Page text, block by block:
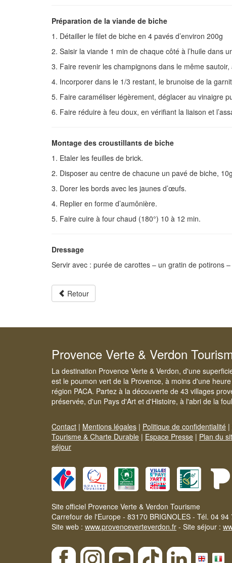
Préparation de la viande de biche
1. Détailler le filet de biche en 4 pavés d’environ 200g
2. Saisir la viande 1 min de chaque côté à l’huile dans
3. Faire revenir les champignons dans le même
4. Incorporer dans le 1/3 restant, le brunoise de la
5. Faire caraméliser légèrement, déglacer au vinaigre
6. Faire réduire à feu doux, en vérifiant la liaison et
Montage des croustillants de biche
1. Etaler les feuilles de brick.
2. Disposer au centre de chacune un pavé de biche,
3. Dorer les bords avec les jaunes d’œufs.
4. Replier en forme d’aumônière.
5. Faire cuire à four chaud (180°) 10 à 12 min.
Dressage
Servir avec : purée de carottes – un gratin de potirons
Retour
Provence Verte & Verdon
La destination Provence Verte & Verdon, d'une
est le poumon vert de la Provence, à moins d'une
région PACA. Partez à la découverte de 43 villages
préservée, d'un Pays d'Art et d'Histoire, à l'abri de la
Contact | Mentions légales | Politique de confidentialité |
Tourisme & Charte Durable | Espace Presse | Plan du
séjour
Site officiel Provence Verte & Verdon Tourisme
Carrefour de l'Europe - 83170 BRIGNOLES - Tél. 04 94
Site web : www.provenceverteverdon.fr - Site séjour :